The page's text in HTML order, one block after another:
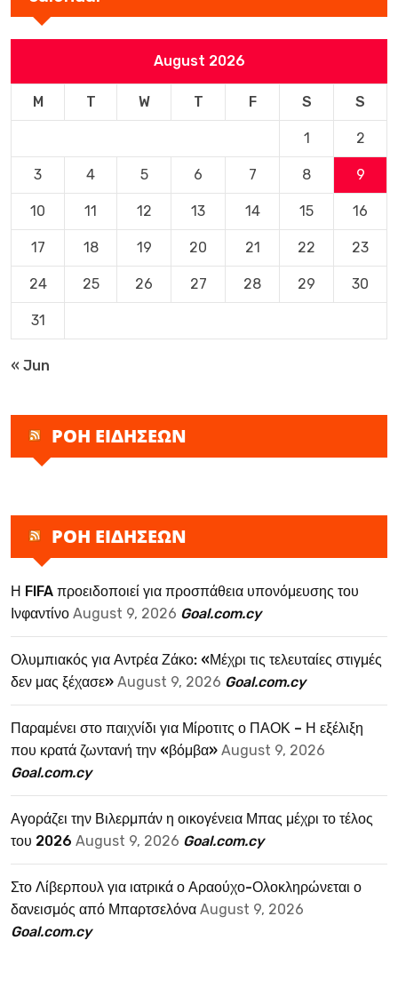
August 2026
M T W T F S S
1 2
3 4 5 6 7 8 9
10 11 12 13 14 15 16
17 18 19 20 21 22 23
24 25 26 27 28 29 30
31
« Jun
ΡΟΗ ΕΙΔΗΣΕΩΝ
ΡΟΗ ΕΙΔΗΣΕΩΝ
Η FIFA προειδοποιεί για προσπάθεια υπονόμευσης του
Ινφαντίνο August 9, 2026 Goal.com.cy
Ολυμπιακός για Αντρέα Ζάκο: «Μέχρι τις τελευταίες στιγμές
δεν μας ξέχασε» August 9, 2026 Goal.com.cy
Παραμένει στο παιχνίδι για Μίροτιτς ο ΠΑΟΚ – Η εξέλιξη
που κρατά ζωντανή την «βόμβα» August 9, 2026
Goal.com.cy
Αγοράζει την Βιλερμπάν η οικογένεια Μπας μέχρι το τέλος
του 2026 August 9, 2026 Goal.com.cy
Στο Λίβερπουλ για ιατρικά ο Αραούχο-Ολοκληρώνεται ο
δανεισμός από Μπαρτσελόνα August 9, 2026
Goal.com.cy